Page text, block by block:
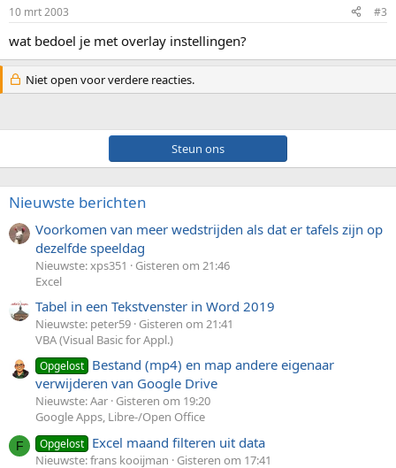
10 mrt 2003 #3
wat bedoel je met overlay instellingen?
Niet open voor verdere reacties.
Steun ons
Nieuwste berichten
Voorkomen van meer wedstrijden als dat er tafels zijn op
dezelfde speeldag
Nieuwste: xps351
Gisteren om 21:46
Excel
Tabel in een Tekstvenster in Word 2019
Nieuwste: peter59 Gisteren om 21:41
VBA (Visual Basic for Appl.)
Opgelost Bestand (mp4) en map andere eigenaar
verwijderen van Google Drive
Nieuwste: Aar Gisteren om 19:20
Google Apps, Libre-/Open Office
F Opgelost Excel maand filteren uit data
Nieuwste: frans kooijman
Gisteren om 17:41